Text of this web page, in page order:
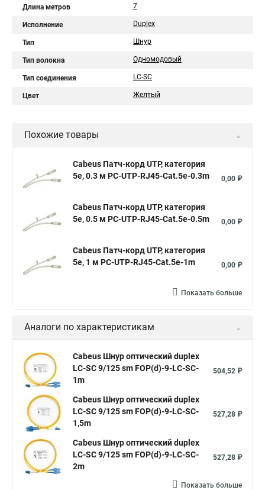
Длина метров 7
Исполнение Duplex
Тип Шнур
Тип волокна Одномодовый
Тип соединения LC-SC
Цвет Желтый
Похожие товары
Cabeus Патч-корд UTP, категория
5e, 0.3 м PC-UTP-RJ45-Cat.5e-0.3m
0,00 ₽
Cabeus Патч-корд UTP, категория
5e, 0.5 м PC-UTP-RJ45-Cat.5e-0.5m
0,00 ₽
Cabeus Патч-корд UTP, категория
5e, 1 м PC-UTP-RJ45-Cat.5e-1m
0,00 ₽
Показать больше
Аналоги по характеристикам
Cabeus Шнур оптический duplex
LC-SC 9/125 sm FOP(d)-9-LC-SC-
1m
504,52 ₽
Cabeus Шнур оптический duplex
LC-SC 9/125 sm FOP(d)-9-LC-SC-
1,5m
527,28 ₽
Cabeus Шнур оптический duplex
LC-SC 9/125 sm FOP(d)-9-LC-SC-
2m
527,28 ₽
Показать больше